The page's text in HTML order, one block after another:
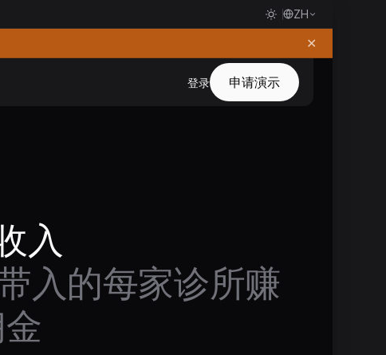
ZH
✕
登录 申请演示
入
入的每家诊所赚